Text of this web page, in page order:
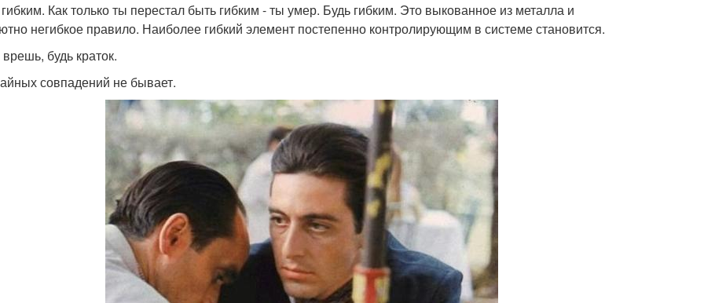
Как только ты перестал быть гибким - ты умер. Будь гибким. Это выкованное из металла и
негибкое правило. Наиболее гибкий элемент постепенно контролирующим в системе становится.
будь краток.
совпадений не бывает.